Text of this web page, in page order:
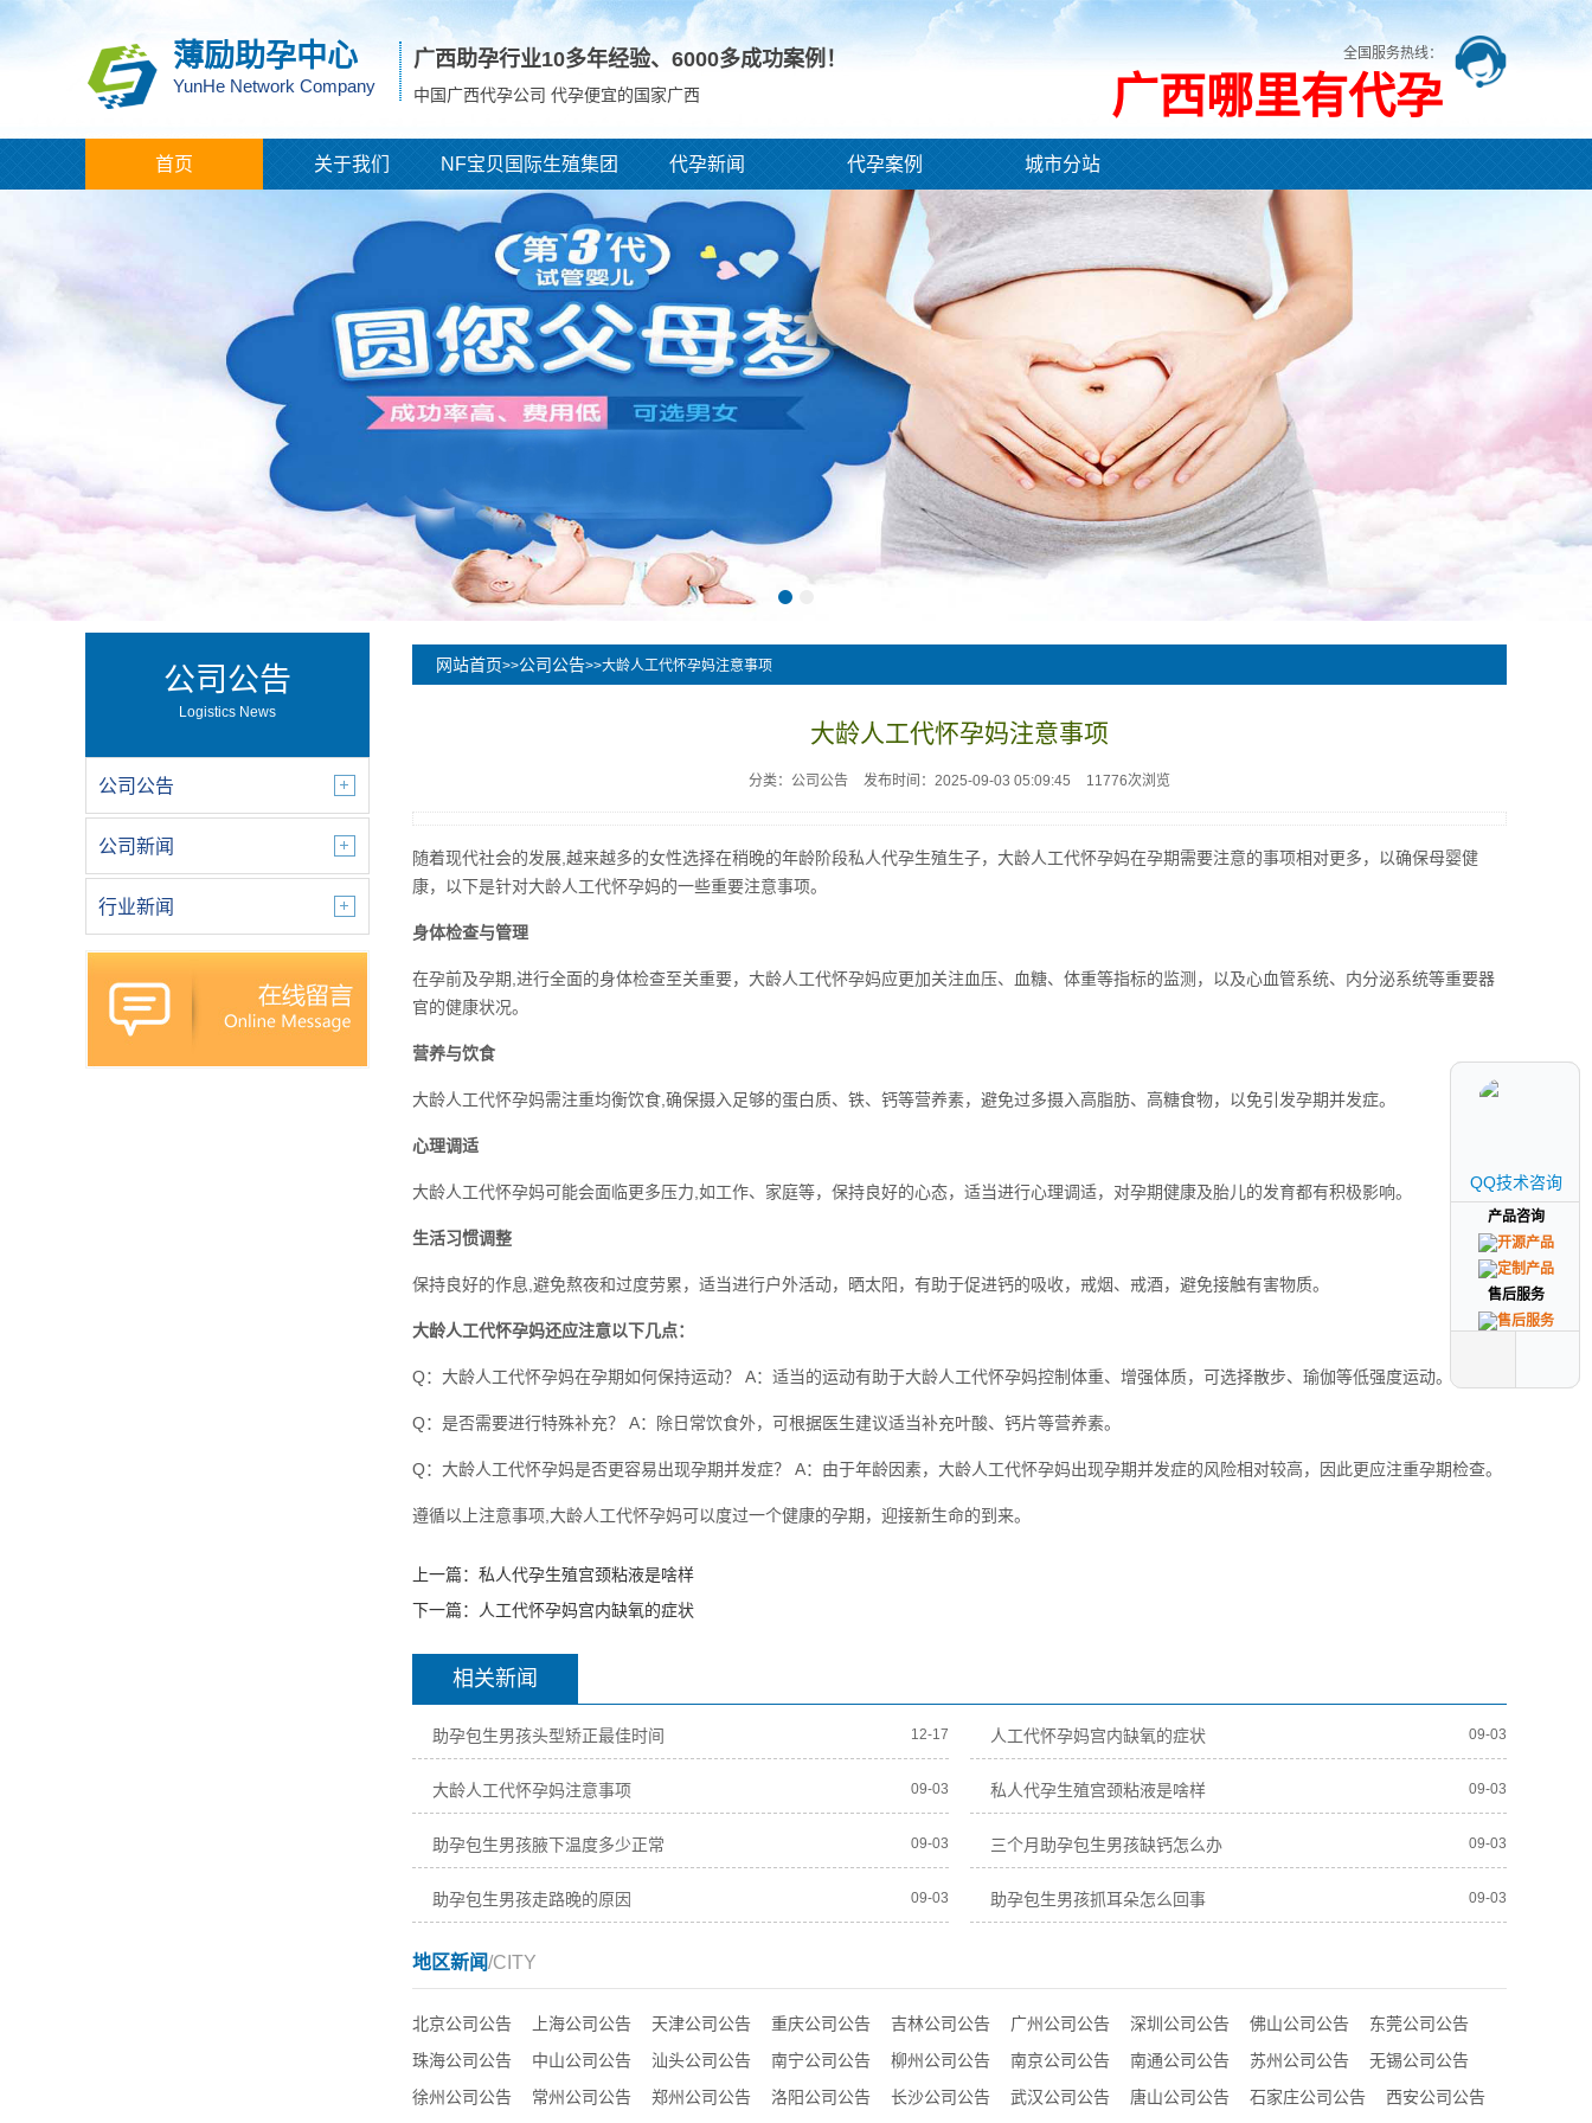
薄励助孕中心
YunHe Network Company
广西助孕行业10多年经验、 6000多成功案例！
中国广西代孕公司 代孕便宜的国家广西
全国服务热线：
广西哪里有代孕
首页 关于我们 NF宝贝国际生殖集团 代孕新闻 代孕案例 城市分站
公司公告
Logistics News
公司公告
公司新闻
行业新闻
网站首页>>公司公告>>大龄人工代怀孕妈注意事项
大龄人工代怀孕妈注意事项
分类：公司公告 发布时间：2025-09-03 05:09:45 11776次浏览
随着现代社会的发展,越来越多的女性选择在稍晚的年龄阶段私人代孕生殖生子，大龄人工代怀孕妈在孕期需要注意的事项相对更多，以确保母婴健
康，以下是针对大龄人工代怀孕妈的一些重要注意事项。
身体检查与管理
在孕前及孕期,进行全面的身体检查至关重要，大龄人工代怀孕妈应更加关注血压、血糖、体重等指标的监测，以及心血管系统、内分泌系统等重要器
官的健康状况。
营养与饮食
大龄人工代怀孕妈需注重均衡饮食,确保摄入足够的蛋白质、铁、钙等营养素，避免过多摄入高脂肪、高糖食物，以免引发孕期并发症。
心理调适
大龄人工代怀孕妈可能会面临更多压力,如工作、家庭等，保持良好的心态，适当进行心理调适，对孕期健康及胎儿的发育都有积极影响。
生活习惯调整
保持良好的作息,避免熬夜和过度劳累，适当进行户外活动，晒太阳，有助于促进钙的吸收，戒烟、戒酒，避免接触有害物质。
大龄人工代怀孕妈还应注意以下几点：
Q：大龄人工代怀孕妈在孕期如何保持运动？ A：适当的运动有助于大龄人工代怀孕妈控制体重、增强体质，可选择散步、瑜伽等低强度运动。
Q：是否需要进行特殊补充？ A：除日常饮食外，可根据医生建议适当补充叶酸、钙片等营养素。
Q：大龄人工代怀孕妈是否更容易出现孕期并发症？ A：由于年龄因素，大龄人工代怀孕妈出现孕期并发症的风险相对较高，因此更应注重孕期检查。
遵循以上注意事项,大龄人工代怀孕妈可以度过一个健康的孕期，迎接新生命的到来。
上一篇： 私人代孕生殖宫颈粘液是啥样
下一篇：
人工代怀孕妈宫内缺氧的症状
相关新闻
助孕包生男孩头型矫正最佳时间 12-17 人工代怀孕妈宫内缺氧的症状 09-03
大龄人工代怀孕妈注意事项 09-03 私人代孕生殖宫颈粘液是啥样 09-03
助孕包生男孩腋下温度多少正常 09-03 三个月助孕包生男孩缺钙怎么办 09-03
助孕包生男孩走路晚的原因 09-03 助孕包生男孩抓耳朵怎么回事 09-03
地区新闻/CITY
北京公司公告 上海公司公告 天津公司公告 重庆公司公告 吉林公司公告 广州公司公告 深圳公司公告 佛山公司公告
东莞公司公告
珠海公司公告
中山公司公告 汕头公司公告 南宁公司公告 柳州公司公告 南京公司公告 南通公司公告 苏州公司公告
无锡公司公告
徐州公司公告
常州公司公告 郑州公司公告 洛阳公司公告 长沙公司公告 武汉公司公告 唐山公司公告 石家庄公司公告 西安公司公告
QQ技术咨询
产品咨询
售后服务
QQ技术咨询
产品咨询
售后服务